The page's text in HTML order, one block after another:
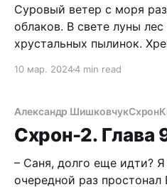
Суровый ветер с моря
облаков. В свете луны
хрустальных пылинок.
выключил и убрал в
гораздо легче засечь. За пару часов резвого бега
я достиг бункера
10 мар. 20244 min read
Александр ШишковчукСхрон
Схрон-2. Глава
– Саня, долго еще идти? Я
очередной раз